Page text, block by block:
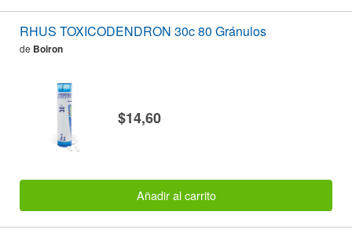
RHUS TOXICODENDRON 30c 80 Gránulos
de Boiron
$14,60
Añadir al carrito